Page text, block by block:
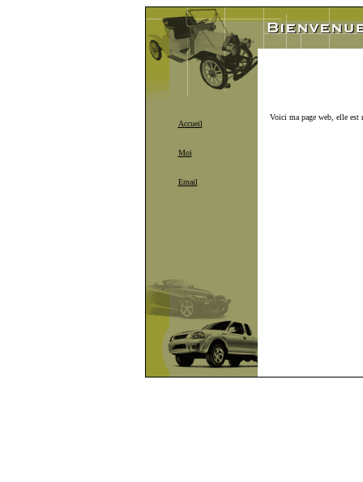
Accueil
Moi
Email
Voici ma page web, elle est